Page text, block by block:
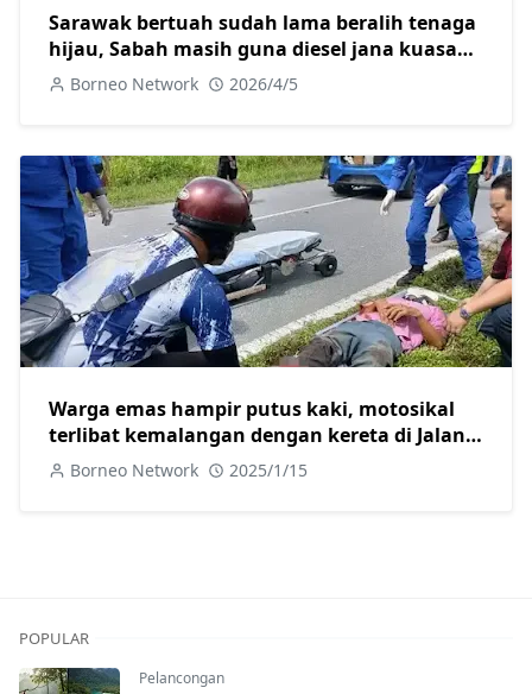
Sarawak bertuah sudah lama beralih tenaga
hijau, Sabah masih guna diesel jana kuasa
elektrik
Borneo Network 2026/4/5
Warga emas hampir putus kaki, motosikal
terlibat kemalangan dengan kereta di Jalan
Skim B Sarikei
Borneo Network 2025/1/15
POPULAR
Pelancongan